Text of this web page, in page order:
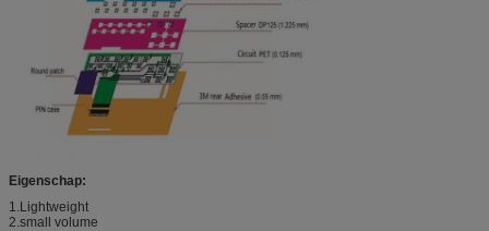
Eigenschap:
1.Lightweight
2.small volume